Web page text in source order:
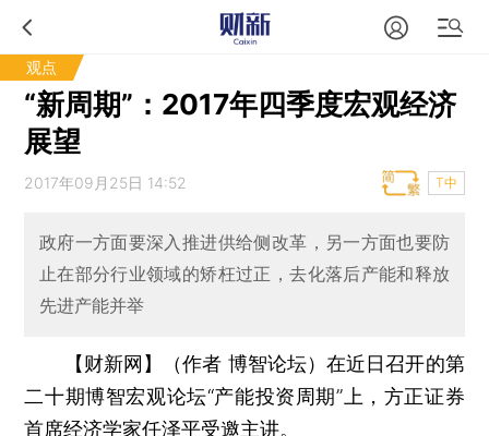
观点
“新周期”：2017年四季度宏观经济
展望
2017年09月25日 14:52 T中
政府一方面要深入推进供给侧改革，另一方面也要防
止在部分行业领域的矫枉过正，去化落后产能和释放
先进产能并举
【财新网】（作者 博智论坛）在近日召开的第
二十期博智宏观论坛“产能投资周期”上，方正证券
首席经济学家任泽平受邀主讲。